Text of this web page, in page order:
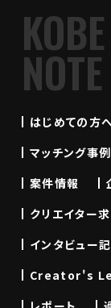
NOTE
はじめての方
マッチング事例
案件情報
クリエイター
インタビュー
Creator's